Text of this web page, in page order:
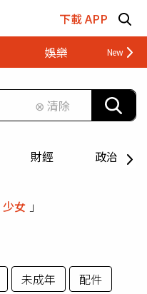
下載 APP
娛樂 財經
⊗ 清除
財經 政治
少女 」
未成年 配件